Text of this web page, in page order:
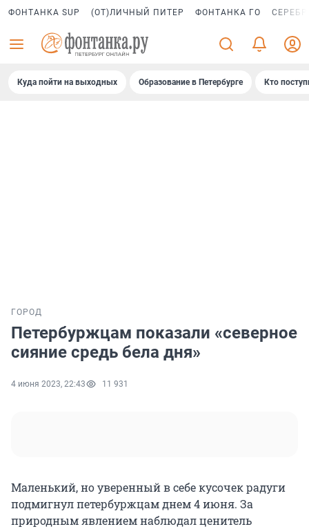
ФОНТАНКА SUP (ОТ)ЛИЧНЫЙ ПИТЕР ФОНТАНКА ГО
Куда пойти на выходных Образование в Петербурге Кто
ГОРОД
Петербуржцам показали «северное
сияние средь бела дня»
4 июня 2023, 22:43 11 931
Маленький, но уверенный в себе кусочек радуги
подмигнул петербуржцам днем 4 июня. За
природным явлением наблюдал ценитель